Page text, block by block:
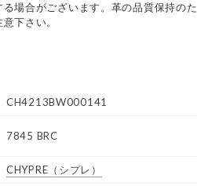
場合がございます。革の品質保持のた
下さい。
CH4213BW000141
7845 BRC
CHYPRE （シプレ）